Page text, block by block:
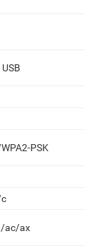
PSK
ac/ax